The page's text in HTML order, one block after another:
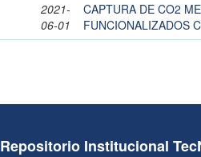
2021-
06-01
CAPTURA DE CO2
FUNCIONALIZADOS
Repositorio Institucional